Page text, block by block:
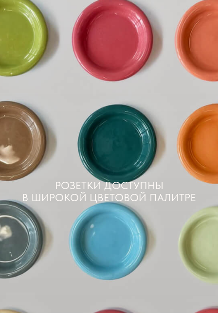
РОЗЕТКИ ДОСТУПНЫ
В ШИРОКОЙ ЦВЕТОВОЙ ПАЛИТРЕ